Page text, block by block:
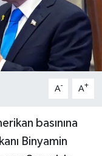
A- A+
basınına
Binyamin